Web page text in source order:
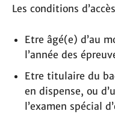
Les conditions
Etre âgé(e) d’au
l’année des
Etre titulaire du
en dispense, ou
l’examen spécial